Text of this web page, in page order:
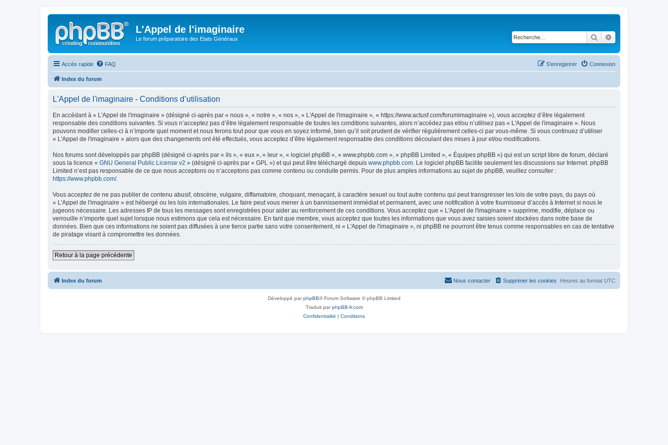
L'Appel de l'imaginaire
Le forum préparatoire des Etats Généraux Rechercher
Accès rapide FAQ Connexion
S’enregistrer
Index du forum
L'Appel de l'imaginaire - Conditions d’utilisation
En accédant à « L'Appel de l'imaginaire » (désigné ci-après par « nous », « notre », « nos », « L'Appel de l'imaginaire », « https://www.actusf.com/forumimaginaire »), vous acceptez d’être légalement
responsable des conditions suivantes. Si vous n’acceptez pas d’être légalement responsable de toutes les conditions suivantes, alors n’accédez pas et/ou n’utilisez pas « L'Appel de l'imaginaire ». Nous
pouvons modifier celles-ci à n’importe quel moment et nous ferons tout pour que vous en soyez informé, bien qu’il soit prudent de vérifier régulièrement celles-ci par vous-même. Si vous continuez d’utiliser
« L'Appel de l'imaginaire » alors que des changements ont été effectués, vous acceptez d’être légalement responsable des conditions découlant des mises à jour et/ou modifications.
Nos forums sont développés par phpBB (désigné ci-après par « ils », « eux », « leur », « logiciel phpBB », « www.phpbb.com », « phpBB Limited », « Équipes phpBB ») qui est un script libre de forum, déclaré
sous la licence « GNU General Public License v2 » (désigné ci-après par « GPL ») et qui peut être téléchargé depuis www.phpbb.com . Le logiciel phpBB facilite seulement les discussions sur Internet. phpBB
Limited n’est pas responsable de ce que nous acceptons ou n’acceptons pas comme contenu ou conduite permis. Pour de plus amples informations au sujet de phpBB, veuillez consulter :
https://www.phpbb.com/.
Vous acceptez de ne pas publier de contenu abusif, obscène, vulgaire, diffamatoire, choquant, menaçant, à caractère sexuel ou tout autre contenu qui peut transgresser les lois de votre pays, du pays où
« L'Appel de l'imaginaire » est hébergé ou les lois internationales. Le faire peut vous mener à un bannissement immédiat et permanent, avec une notification à votre fournisseur d’accès à Internet si nous le
jugeons nécessaire. Les adresses IP de tous les messages sont enregistrées pour aider au renforcement de ces conditions. Vous acceptez que « L'Appel de l'imaginaire » supprime, modifie, déplace ou
verrouille n’importe quel sujet lorsque nous estimons que cela est nécessaire. En tant que membre, vous acceptez que toutes les informations que vous avez saisies soient stockées dans notre base de
données. Bien que ces informations ne soient pas diffusées à une tierce partie sans votre consentement, ni « L'Appel de l'imaginaire », ni phpBB ne pourront être tenus comme responsables en cas de tentative
de piratage visant à compromettre les données.
Retour à la page précédente
Index du forum Heures au format UTC
Supprimer les cookies
Nous contacter
Développé parphpBB® Forum Software © phpBB Limited
Traduit parphpBB-fr.com
Confidentialité | Conditions